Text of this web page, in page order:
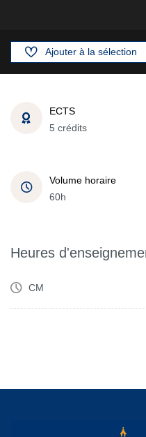
Ajouter à la sélection
ECTS
5 crédits
Volume horaire
60h
Heures
CM